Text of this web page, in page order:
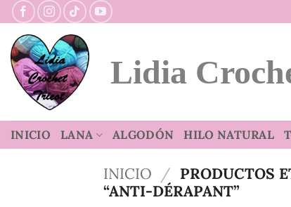
Saltar
contenido
Lidia
INICIO LANA ALGODÓN HILO NATURAL
INICIO / PRODUCTOS
“ANTI-DÉRAPANT”